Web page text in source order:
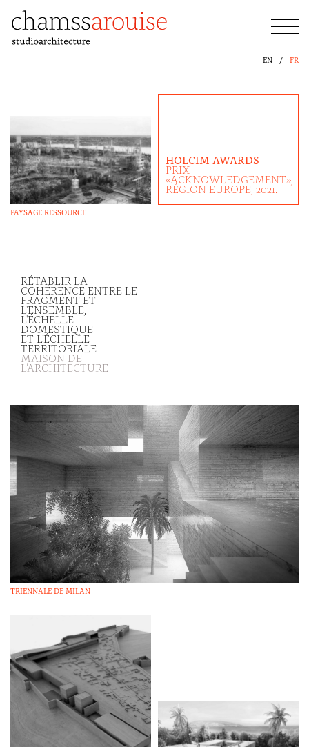
content
EN FR
PAYSAGE RESSOURCE
HOLCIM AWARDS
PRIX
«ACKNOWLEDGEMENT»,
RÉGION EUROPE, 2021.
RÉTABLIR LA
COHÉRENCE ENTRE LE
FRAGMENT ET
L'ENSEMBLE,
L'ÉCHELLE
DOMESTIQUE
ET L'ÉCHELLE
TERRITORIALE
MAISON DE
L’ARCHITECTURE
TRIENNALE DE MILAN